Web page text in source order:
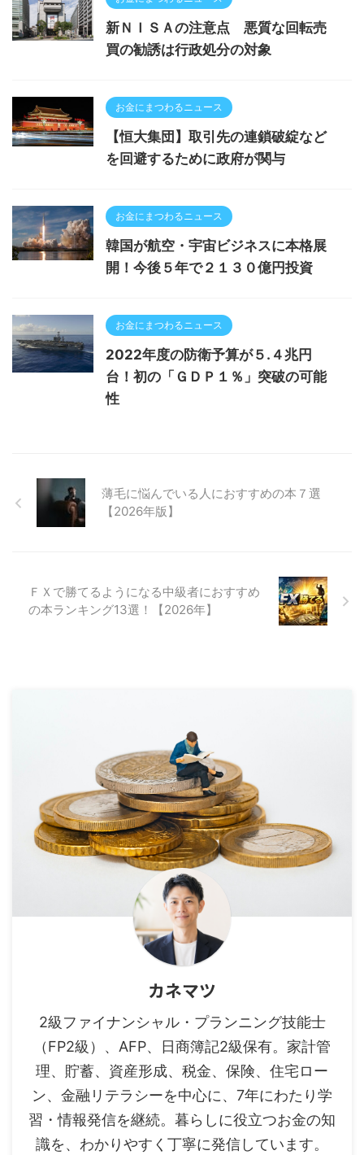
新ＮＩＳＡの注意点 悪質な回転売
買の勧誘は行政処分の対象
お金にまつわるニュース
【恒大集団】取引先の連鎖破綻など
を回避するために政府が関与
お金にまつわるニュース
韓国が航空・宇宙ビジネスに本格展
開！今後５年で２１３０億円投資
お金にまつわるニュース
2022年度の防衛予算が５.４兆円
台！初の「ＧＤＰ１％」突破の可能
性
薄毛に悩んでいる人におすすめの本７選
【2026年版】
ＦＸで勝てるようになる中級者におすすめ
の本ランキング13選！【2026年】
カネマツ
2級ファイナンシャル・プランニング技能士
（FP2級）、AFP、日商簿記2級保有。家計管
理、貯蓄、資産形成、税金、保険、住宅ロー
ン、金融リテラシーを中心に、7年にわたり学
習・情報発信を継続。暮らしに役立つお金の知
識を、わかりやすく丁寧に発信しています。